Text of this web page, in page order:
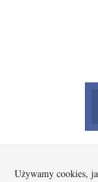
Startowa
Używamy cookies,